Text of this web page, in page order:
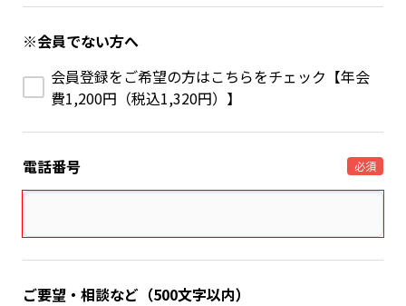
※会員でない方へ
会員登録をご希望の方はこちらをチェック【年会
費1,200円（税込1,320円）】
電話番号 必須
ご要望・相談など（500文字以内）